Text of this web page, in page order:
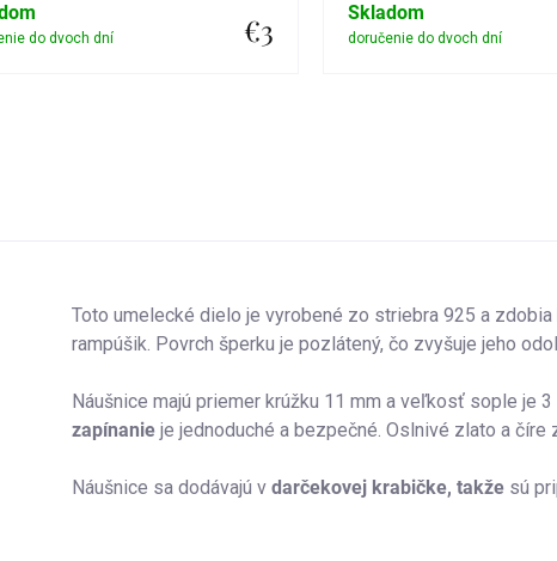
€3 Skladom
Toto umelecké dielo je vyrobené zo striebra 925 a
rampúšik. Povrch šperku je pozlátený, čo zvyšuje jeho
Náušnice majú priemer krúžku 11 mm a veľkosť sople je
zapínanie je jednoduché a bezpečné. Oslnivé zlato a číre
Náušnice sa dodávajú v darčekovej krabičke, takže sú